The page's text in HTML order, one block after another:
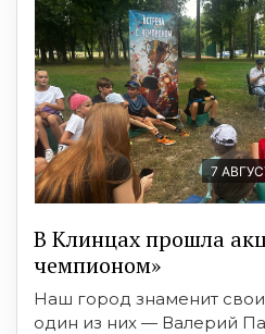
7
В Клинцах прошла
чемпионом»
Наш город знаменит
один из них — Валерий